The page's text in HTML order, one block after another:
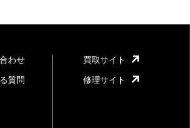
わせ
質問
買取サイト
修理サイト